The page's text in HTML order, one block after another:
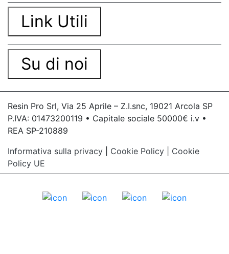
Link Utili
Su di noi
Resin Pro Srl, Via 25 Aprile – Z.I.snc, 19021 Arcola SP
P.IVA: 01473200119 • Capitale sociale 50000€ i.v •
REA SP-210889
Informativa sulla privacy
Cookie Policy
Cookie
Policy UE